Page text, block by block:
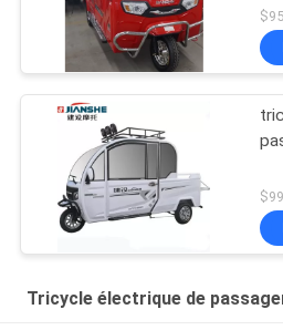
Tricycle électrique de